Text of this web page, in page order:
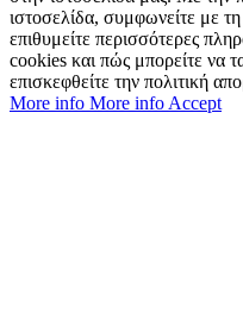
ιστοσελίδα, συμφωνείτε με
επιθυμείτε περισσότερες
cookies και πώς μπορείτε να
επισκεφθείτε την πολιτική
More info More info Accept